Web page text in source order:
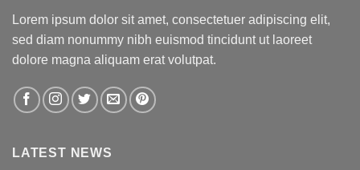
Lorem ipsum dolor sit amet, consectetuer adipiscing elit,
sed diam nonummy nibh euismod tincidunt ut laoreet
dolore magna aliquam erat volutpat.
LATEST NEWS